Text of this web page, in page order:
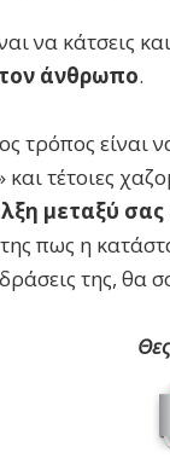
να κάτσεις
άνθρωπο.
τρόπος είναι
τέτοιες
μεταξύ
πως η
της,